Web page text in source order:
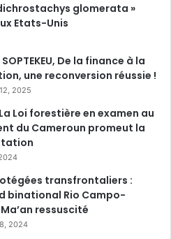
glomerata »
Etats-Unis
De la finance à la
une reconversion réussie !
2025
Loi forestière en examen au
du Cameroun promeut la
transfrontaliers :
binational Rio Campo-
ressuscité
2024